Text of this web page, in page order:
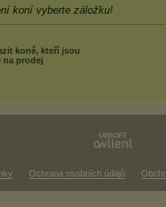
koní vyberte záložku!
koně, kteří jsou
na prodej
Ochrana osobních údajů